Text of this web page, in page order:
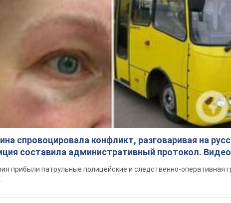
Подпишись на наш Telegram . Присылаем лишь "горящие" новости!
Гражданин Чехии незаконно...